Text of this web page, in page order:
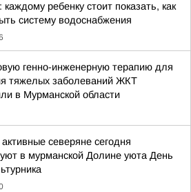
каждому ребенку стоит показать, как
систему водоснабжения
генно-инженерную терапию для
тяжелых заболеваний ЖКТ
в Мурманской области
северяне сегодня
в мурманской Долине уюта День